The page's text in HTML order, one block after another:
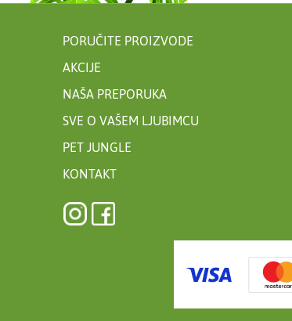
PORUČITE PROIZVODE
AKCIJE
NAŠA PREPORUKA
SVE O VAŠEM LJUBIMCU
PET JUNGLE
KONTAKT